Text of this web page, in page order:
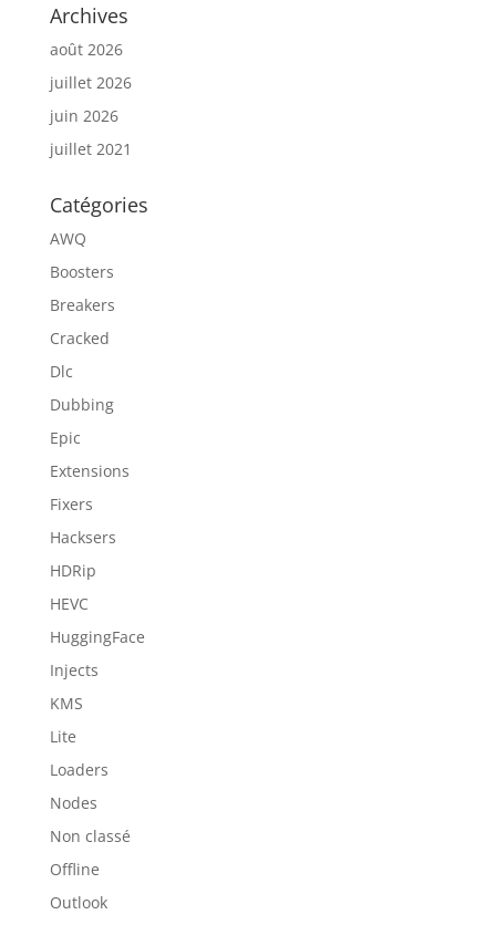
Archives
août 2026
juillet 2026
juin 2026
juillet 2021
Catégories
AWQ
Boosters
Breakers
Cracked
Dlc
Dubbing
Epic
Extensions
Fixers
Hacksers
HDRip
HEVC
HuggingFace
Injects
KMS
Lite
Loaders
Nodes
Non classé
Offline
Outlook